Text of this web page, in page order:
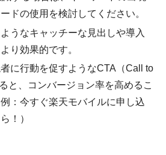
ドの使用を検討してください。
うなキャッチーな見出しや導入
り効果的です。
に行動を促すようなCTA（Call to
と、コンバージョン率を高めるこ
：今すぐ楽天モバイルに申し込
！）